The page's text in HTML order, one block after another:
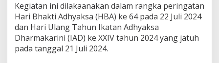
Kegiatan ini dilakaanakan dalam rangka peringatan
Hari Bhakti Adhyaksa (HBA) ke 64 pada 22 Juli 2024
dan Hari Ulang Tahun Ikatan Adhyaksa
Dharmakarini (IAD) ke XXIV tahun 2024 yang jatuh
pada tanggal 21 Juli 2024.